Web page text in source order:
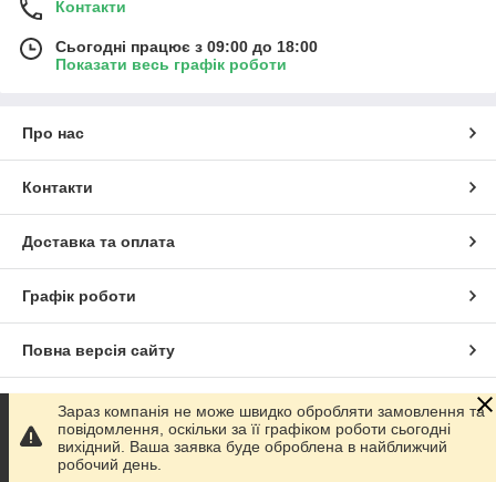
Контакти
Сьогодні працює з 09:00 до 18:00
Показати весь графік роботи
Про нас
Контакти
Доставка та оплата
Графік роботи
Повна версія сайту
Сайт створено на маркетплейсі Prom.ua
Політика конфіденційності
Зараз компанія не може швидко обробляти замовлення та
повідомлення, оскільки за її графіком роботи сьогодні
вихідний. Ваша заявка буде оброблена в найближчий
робочий день.